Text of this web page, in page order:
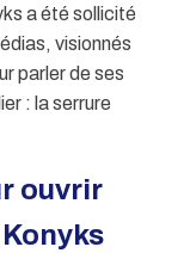
a été sollicité
visionnés
parler de ses
: la serrure
ouvrir